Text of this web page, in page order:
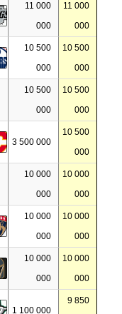
11 000
000
11 000
000
10 500
000
10 500
000
10 500
000
10 500
000
3 500 000
10 500
000
10 000
000
10 000
000
10 000
000
10 000
000
10 000
000
10 000
000
1 100 000
9 850